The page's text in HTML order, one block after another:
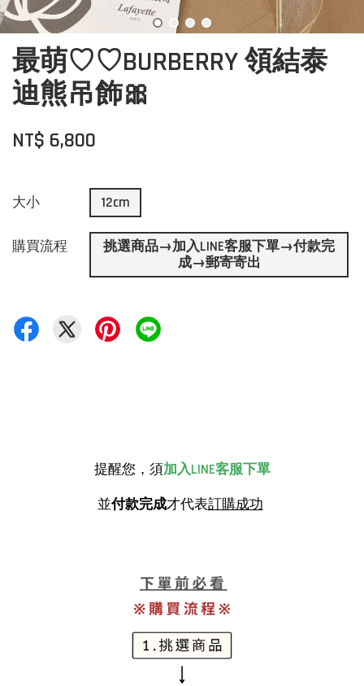
最萌♡︎♡︎BURBERRY 領結泰
迪熊吊飾🎀
NT$ 6,800
大小 12cm
購買流程
挑選商品→加入LINE客服下單→付款完
成→郵寄寄出
提醒您，須加入LINE客服下單
並付款完成才代表訂購成功